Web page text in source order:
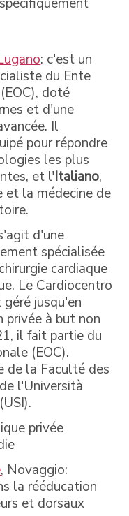
: c'est un
du Ente
doté
et d'une
Il
pour répondre
les plus
et l'Italiano,
et la médecine de
d'une
spécialisée
cardiaque
Le Cardiocentro
jusqu'en
privée à but non
il fait partie du
(EOC).
de la Faculté des
l'Università
privée
, Novaggio:
la rééducation
et dorsaux